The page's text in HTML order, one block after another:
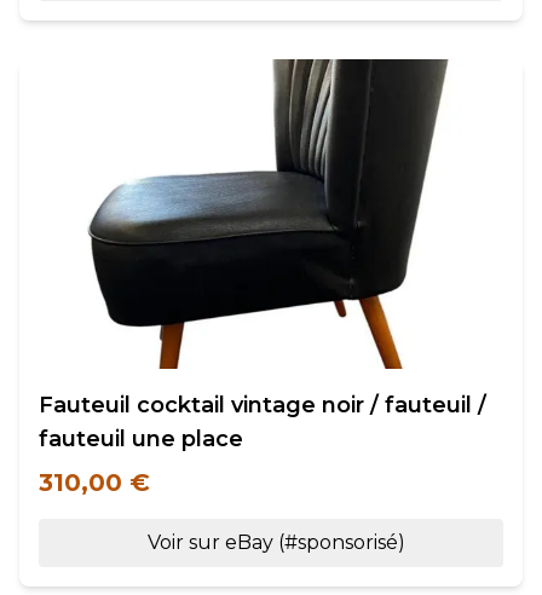
Fauteuil cocktail vintage noir / fauteuil /
fauteuil une place
310,00 €
Voir sur eBay (#sponsorisé)